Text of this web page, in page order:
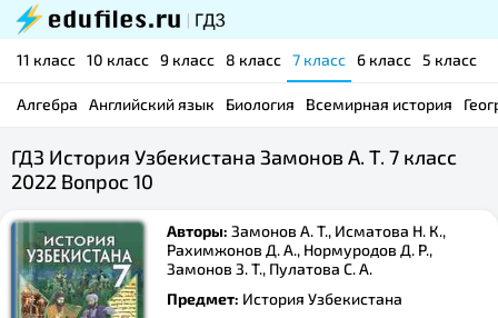
11 класс 10 класс 9 класс 8 класс 7 класс 6 класс 5 класс
Алгебра Английский язык Биология Всемирная история
ГДЗ История Узбекистана Замонов А. Т. 7 класс
2022 Вопрос 10
Авторы: Замонов А. Т., Исматова Н. К.,
Рахимжонов Д. А., Нормуродов Д. Р.,
Замонов З. Т., Пулатова С. А.
Предмет: История Узбекистана